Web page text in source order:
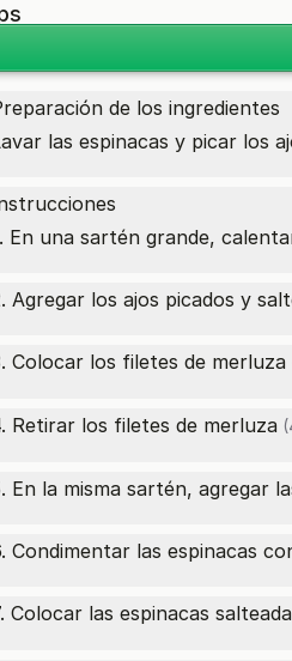
de los ingredientes
las espinacas y picar los
En una sartén grande,
Agregar los ajos picados y
Colocar los filetes de merluza
Retirar los filetes de merluza
En la misma sartén, agregar
Condimentar las espinacas
Colocar las espinacas